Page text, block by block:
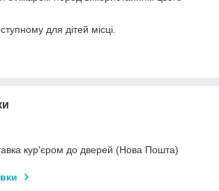
для дітей місці.
кур'єром до дверей (Нова Пошта)